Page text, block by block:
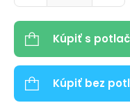
Kúpiť s
Kúpiť bez